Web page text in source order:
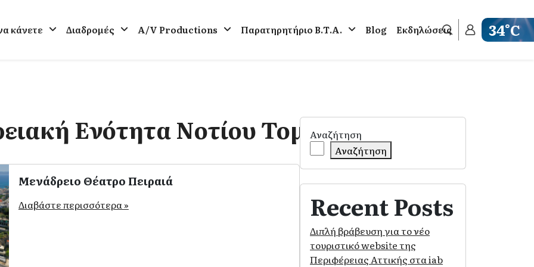
κάνετε Διαδρομές A/V Productions Παρατηρητήριο Β.Τ.Α. Blog Εκδηλώσεις 34°C
Get
Ενότητα Νοτίου Τομέα Αθηνών
Μενάδρειο Θέατρο Πειραιά
Διαβάστε περισσότερα »
Αναζήτηση
Αναζήτηση
Recent Posts
Διπλή βράβευση για το νέο
τουριστικό website της
Περιφέρειας Αττικής στα iab